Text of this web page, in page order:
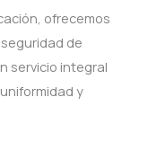
ofrecemos
de
servicio integral
y